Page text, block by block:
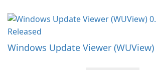
Windows Update Viewer (WUView)